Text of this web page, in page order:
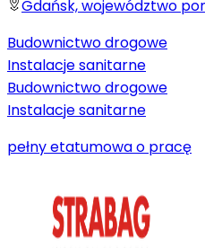
Gdańsk, województwo
Budownictwo drogowe
Instalacje sanitarne
Budownictwo drogowe
Instalacje sanitarne
pełny etatumowa o pracę